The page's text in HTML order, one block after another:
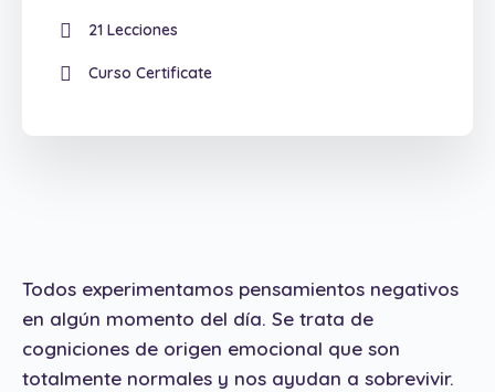
Todos experimentamos pensamientos negativos
en algún momento del día. Se trata de
cogniciones de origen emocional que son
totalmente normales y nos ayudan a sobrevivir.
21 Lecciones
Curso Certificate